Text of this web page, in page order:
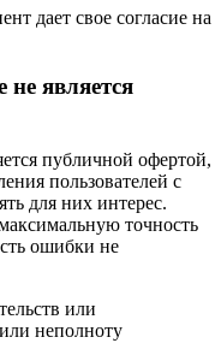
дает свое согласие на
является
публичной офертой,
пользователей с
для них интерес.
точность
ошибки не
или
неполноту